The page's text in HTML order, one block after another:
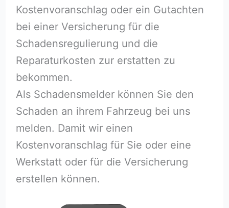
Kostenvoranschlag oder ein Gutachten
bei einer Versicherung für die
Schadensregulierung und die
Reparaturkosten zur erstatten zu
bekommen.
Als Schadensmelder können Sie den
Schaden an ihrem Fahrzeug bei uns
melden. Damit wir einen
Kostenvoranschlag für Sie oder eine
Werkstatt oder für die Versicherung
erstellen können.